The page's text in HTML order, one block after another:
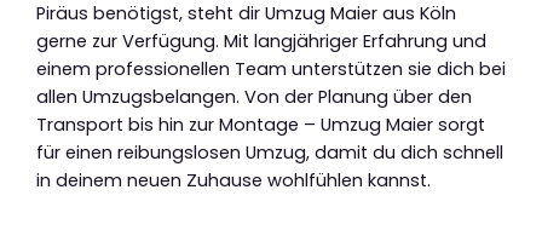
Piräus benötigst, steht dir Umzug Maier aus Köln
gerne zur Verfügung. Mit langjähriger Erfahrung und
einem professionellen Team unterstützen sie dich bei
allen Umzugsbelangen. Von der Planung über den
Transport bis hin zur Montage – Umzug Maier sorgt
für einen reibungslosen Umzug, damit du dich schnell
in deinem neuen Zuhause wohlfühlen kannst.